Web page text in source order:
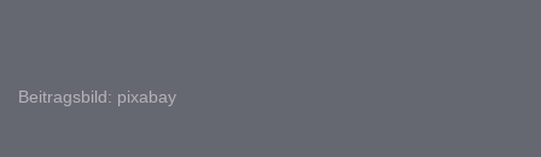
Beitragsbild: pixabay